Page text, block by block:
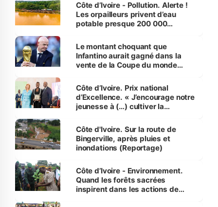
Côte d’Ivoire - Pollution. Alerte !
Les orpailleurs privent d’eau
potable presque 200 000
Le montant choquant que
Infantino aurait gagné dans la
vente de la Coupe du monde
Côte d’Ivoire. Prix national
d’Excellence. « J’encourage notre
jeunesse à (…) cultiver la
(Alassane Ouattara
Côte d'Ivoire. Sur la route de
Bingerville, après pluies et
inondations (Reportage)
Côte d’Ivoire - Environnement.
Quand les forêts sacrées
inspirent dans les actions de